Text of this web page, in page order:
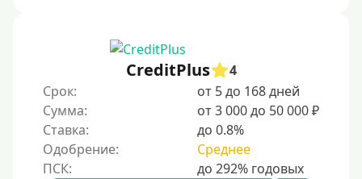
Без активации сервиса
Без участия банков
На сберкнижку
На дом срочно
Не выходя из дома
Без посещения офиса
CreditPlus
4
Срок:
от 5 до 168 дней
Сумма:
от 3 000 до 50 000 ₽
Ставка:
до 0.8%
Одобрение:
Среднее